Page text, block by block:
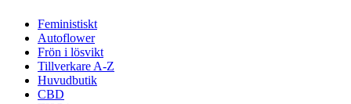
Feministiskt
Autoflower
Frön i lösvikt
Tillverkare A-Z
Huvudbutik
CBD